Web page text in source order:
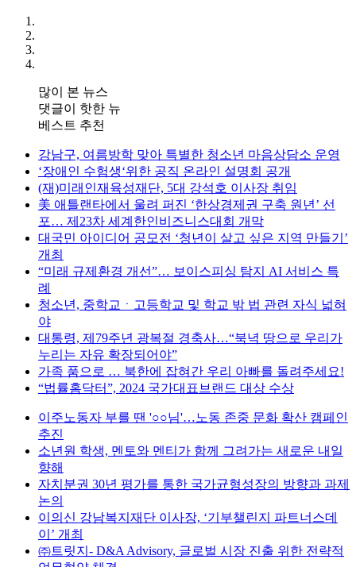
많이 본 뉴스
댓글이 핫한 뉴
베스트 추천
강남구, 여름방학 맞아 특별한 청소년 마음상담소 운영
‘장애인 수험생‘위한 공직 온라인 설명회 공개
(재)미래인재육성재단, 5대 강석호 이사장 취임
美 애틀랜타에서 울려 퍼진 ‘한상경제권 구축 원년’ 선
포… 제23차 세계한인비즈니스대회 개막
대국민 아이디어 공모전 ‘청년이 살고 싶은 지역 만들기’
개최
“미래 규제환경 개선”… 보이스피싱 탐지 AI 서비스 특
례
청소년, 중학교ㆍ고등학교 및 학교 밖 법 관련 자식 넓혀
야
대통령, 제79주년 광복절 경축사…“북녁 땅으로 우리가
누리는 자유 확장되어야”
가족 품으로 … 북한에 잡혀간 우리 아빠를 돌려주세요!
“법률홈닥터”, 2024 국가대표브랜드 대상 수상
이주노동자 부를 땐 '○○님'…노동 존중 문화 확산 캠페인
추진
소년원 학생, 멘토와 멘티가 함께 그려가는 새로운 내일
향해
자치분권 30년 평가를 통한 국가균형성장의 방향과 과제
논의
이의신 강남복지재단 이사장, ‘기부챌린지 파트너스데
이’ 개최
㈜트릿지- D&A Advisory, 글로벌 시장 진출 위한 전략적